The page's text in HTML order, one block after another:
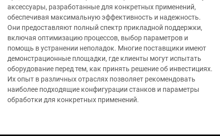
аксессуары, разработанные для конкретных применений,
обеспечивая максимальную эффективность и надежность.
Они предоставляют полный спектр прикладной поддержки,
включая оптимизацию процессов, выбор параметров и
помощь в устранении неполадок. Многие поставщики имеют
демонстрационные площадки, где клиенты могут испытать
оборудование перед тем, как принять решение об инвестициях.
Их опыт в различных отраслях позволяет рекомендовать
наиболее подходящие конфигурации станков и параметры
обработки для конкретных применений.